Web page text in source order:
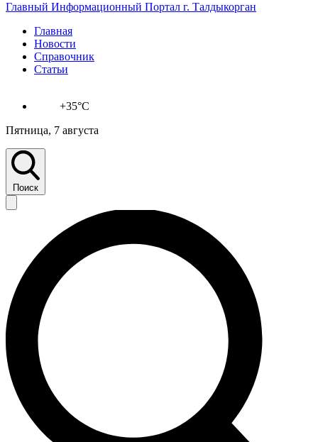
Главный Информационный Портал г. Талдыкорган
Главная
Новости
Справочник
Статьи
+35°C
Пятница, 7 августа
Поиск